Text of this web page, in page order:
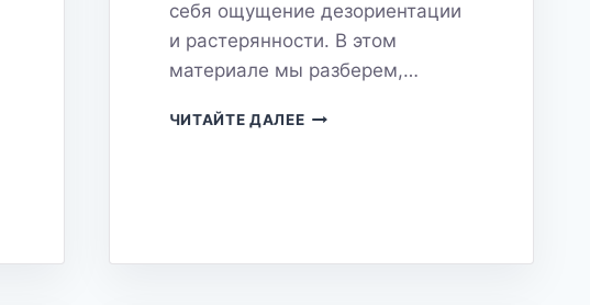
себя ощущение дезориентации
и растерянности. В этом
материале мы разберем,…
ЧИТАЙТЕ ДАЛЕЕСОН